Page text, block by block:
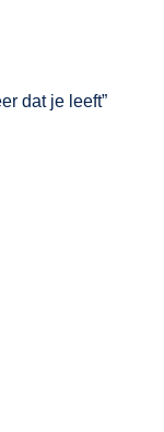
dat je leeft”